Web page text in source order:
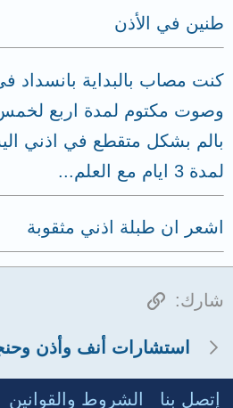
طنين في الأذن
كنت مصاب بالبداية بانسداد
وصوت مكتوم لمدة اربع
بالم بشكل متقطع في اذني
لمدة 3 ايام مع العلم...
اشعر ان طبلة اذني مثقوبة
شارك: الرابط
استشارات أنف وأذن
إتصل بنا الشروط والقوانين